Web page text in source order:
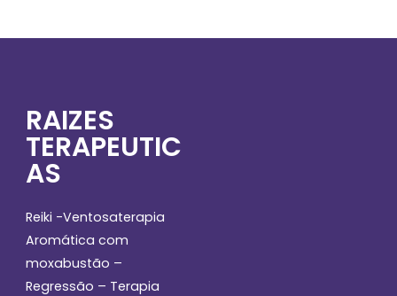
RAIZES
TERAPEUTIC
AS
Reiki -Ventosaterapia
Aromática com
moxabustão –
Regressão – Terapia